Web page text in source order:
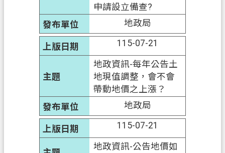
申請設立備查?
地政局
115-07-21
地政資訊-每年公告土
地現值調整，會不會
帶動地價之上漲？
地政局
115-07-21
地政資訊-公告地價如